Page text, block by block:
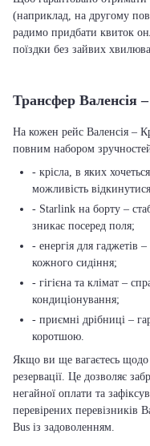
(наприклад, на другому
радимо придбати квиток
поїздки без зайвих
Трансфер Валенсія
На кожен рейс Валенсія –
повним набором
- крісла, в яких
можливість
- Starlink на борту –
зникає посеред поля;
- енергія для гаджетів
кожного сидіння;
- гігієна та клімат –
кондиціонування;
- приємні дрібниці –
коротшою.
Якщо ви ще вагаєтесь щодо
резервації. Це дозволяє
негайної оплати та
перевірених перевізників
Bus із задоволенням.